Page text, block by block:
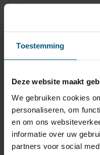
Toestemming
Deze website maakt
We gebruiken cookies
personaliseren, om
en om ons
informatie over uw
partners voor social
14 dagen
Kabelset
Artikelnummer